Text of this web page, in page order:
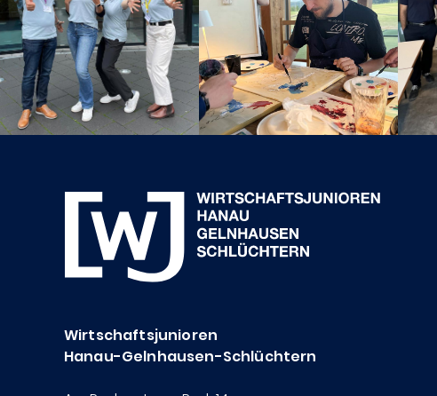
Wirtschaftsjunioren
Hanau-Gelnhausen-Schlüchtern